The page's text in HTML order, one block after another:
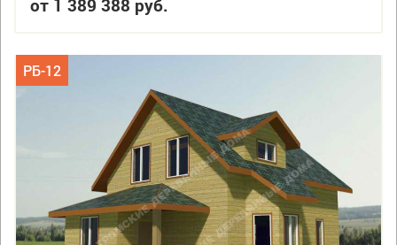
от 1 389 388 руб.
РБ-12